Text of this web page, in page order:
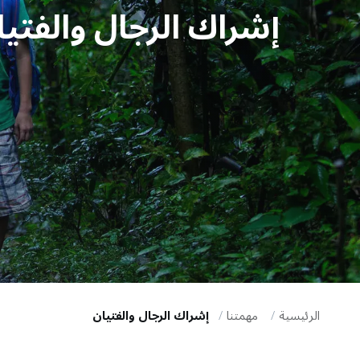
i
g
a
t
i
o
n
إشراك الرجال
الرئيسية مهمتنا إشراك الرجال والفتيان